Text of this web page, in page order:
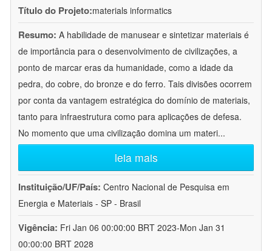
Título do Projeto:materials informatics
Resumo: A habilidade de manusear e sintetizar materiais é
de importância para o desenvolvimento de civilizações, a
ponto de marcar eras da humanidade, como a idade da
pedra, do cobre, do bronze e do ferro. Tais divisões ocorrem
por conta da vantagem estratégica do domínio de materiais,
tanto para infraestrutura como para aplicações de defesa.
No momento que uma civilização domina um materi...
leia mais
Instituição/UF/País: Centro Nacional de Pesquisa em
Energia e Materiais - SP - Brasil
Vigência: Fri Jan 06 00:00:00 BRT 2023-Mon Jan 31
00:00:00 BRT 2028